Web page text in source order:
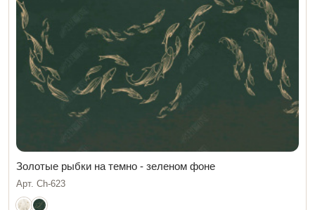
Золотые рыбки на темно - зеленом фоне
Арт. Ch-623